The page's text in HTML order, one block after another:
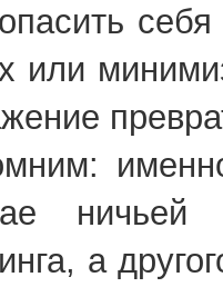
или
ничьей
а